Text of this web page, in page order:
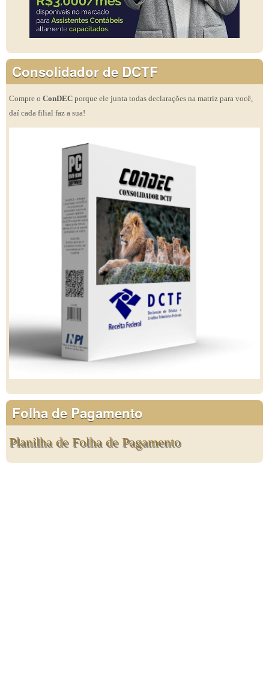
Consolidador de DCTF
Compre o ConDEC porque ele junta todas declarações na matriz para você,
daí cada filial faz a sua!
Folha de Pagamento
Planilha de Folha de Pagamento